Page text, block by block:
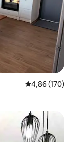
Средна
4,86 (170)